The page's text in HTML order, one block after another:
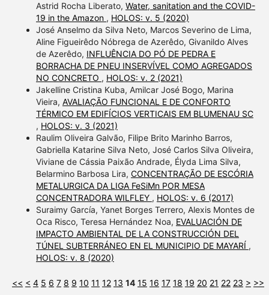
Astrid Rocha Liberato, Water, sanitation and the COVID-
19 in the Amazon , HOLOS: v. 5 (2020)
José Anselmo da Silva Neto, Marcos Severino de Lima,
Aline Figueirêdo Nóbrega de Azerêdo, Givanildo Alves
de Azerêdo, INFLUÊNCIA DO PÓ DE PEDRA E
BORRACHA DE PNEU INSERVÍVEL COMO AGREGADOS
NO CONCRETO , HOLOS: v. 2 (2021)
Jakelline Cristina Kuba, Amilcar José Bogo, Marina
Vieira, AVALIAÇÃO FUNCIONAL E DE CONFORTO
TÉRMICO EM EDIFÍCIOS VERTICAIS EM BLUMENAU SC
, HOLOS: v. 3 (2021)
Raulim Oliveira Galvão, Filipe Brito Marinho Barros,
Gabriella Katarine Silva Neto, José Carlos Silva Oliveira,
Viviane de Cássia Paixão Andrade, Élyda Lima Silva,
Belarmino Barbosa Lira, CONCENTRAÇÃO DE ESCÓRIA
METALURGICA DA LIGA FeSiMn POR MESA
CONCENTRADORA WILFLEY , HOLOS: v. 6 (2017)
Suraimy García, Yanet Borges Terrero, Alexis Montes de
Oca Risco, Teresa Hernández Noa, EVALUACIÓN DE
IMPACTO AMBIENTAL DE LA CONSTRUCCIÓN DEL
TÚNEL SUBTERRÁNEO EN EL MUNICIPIO DE MAYARÍ ,
HOLOS: v. 8 (2020)
<< < 4 5 6 7 8 9 10 11 12 13 14 15 16 17 18 19 20 21 22 23 > >>